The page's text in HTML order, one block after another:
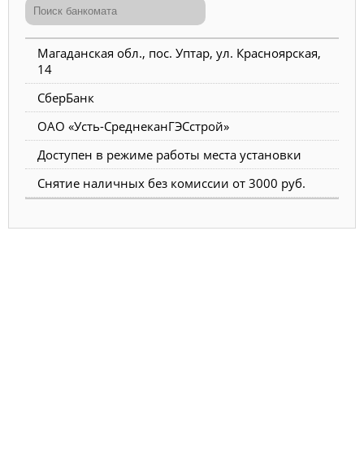
Магаданская обл., пос. Уптар, ул. Красноярская,
14
СберБанк
ОАО «Усть-СреднеканГЭСстрой»
Доступен в режиме работы места установки
Снятие наличных без комиссии от 3000 руб.